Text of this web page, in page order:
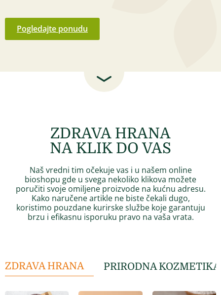
Pogledajte ponudu
ZDRAVA HRANA
NA KLIK DO VAS
Naš vredni tim očekuje vas i u našem online
bioshopu gde u svega nekoliko klikova možete
poručiti svoje omiljene proizvode na kućnu adresu.
Kako naručene artikle ne biste čekali dugo,
koristimo pouzdane kurirske službe koje garantuju
brzu i efikasnu isporuku pravo na vaša vrata.
ZDRAVA HRANA PRIRODNA KOZMETIKA